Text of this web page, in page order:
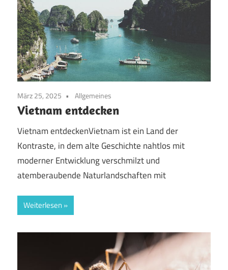
März 25, 2025 Allgemeines
Vietnam entdecken
Vietnam entdeckenVietnam ist ein Land der
Kontraste, in dem alte Geschichte nahtlos mit
moderner Entwicklung verschmilzt und
atemberaubende Naturlandschaften mit
Weiterlesen